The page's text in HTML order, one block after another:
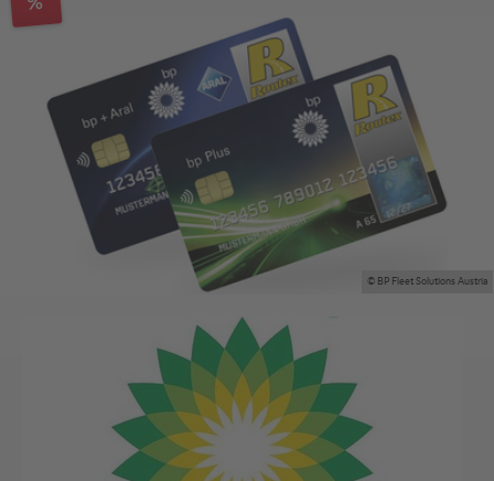
© BP Fleet Solutions Austria